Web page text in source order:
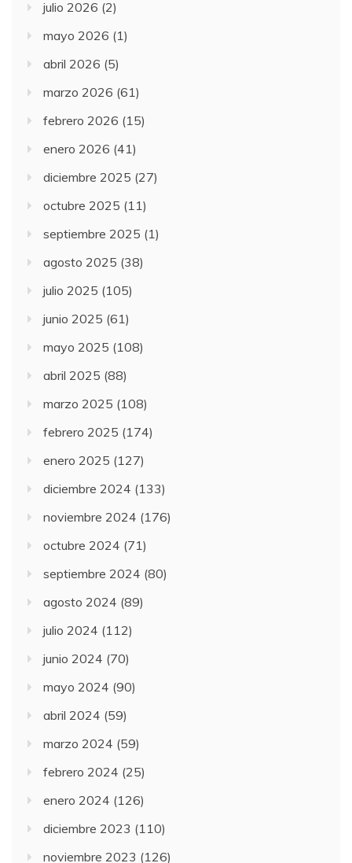
julio 2026 (2)
mayo 2026 (1)
abril 2026 (5)
marzo 2026 (61)
febrero 2026 (15)
enero 2026 (41)
diciembre 2025 (27)
octubre 2025 (11)
septiembre 2025 (1)
agosto 2025 (38)
julio 2025 (105)
junio 2025 (61)
mayo 2025 (108)
abril 2025 (88)
marzo 2025 (108)
febrero 2025 (174)
enero 2025 (127)
diciembre 2024 (133)
noviembre 2024 (176)
octubre 2024 (71)
septiembre 2024 (80)
agosto 2024 (89)
julio 2024 (112)
junio 2024 (70)
mayo 2024 (90)
abril 2024 (59)
marzo 2024 (59)
febrero 2024 (25)
enero 2024 (126)
diciembre 2023 (110)
noviembre 2023 (126)